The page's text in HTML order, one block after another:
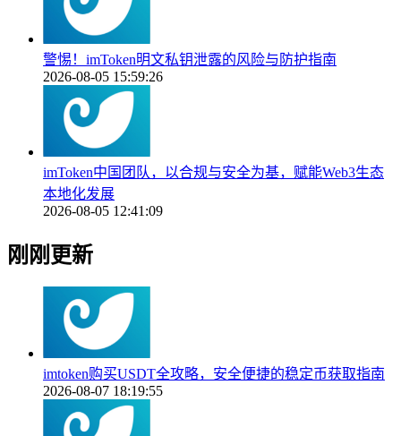
警惕！imToken明文私钥泄露的风险与防护指南
2026-08-05 15:59:26
imToken中国团队，以合规与安全为基，赋能Web3生态
本地化发展
2026-08-05 12:41:09
刚刚更新
imtoken购买USDT全攻略，安全便捷的稳定币获取指南
2026-08-07 18:19:55